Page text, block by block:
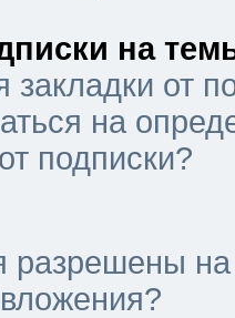
на
закладки от
на
подписки?
разрешены